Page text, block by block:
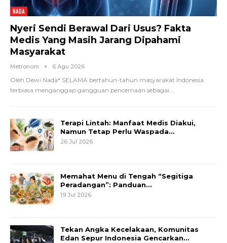
NADA
Nyeri Sendi Berawal Dari Usus? Fakta
Medis Yang Masih Jarang Dipahami
Masyarakat
Metronom 6 Agu 2026
Oleh Dewi Nada* SELAMA bertahun-tahun masyarakat Indonesia
terbiasa menganggap gangguan pencernaan sebagai…
Terapi Lintah: Manfaat Medis Diakui,
Namun Tetap Perlu Waspada…
26 Jul 2026
Memahat Menu di Tengah “Segitiga
Peradangan”: Panduan…
19 Jul 2026
Tekan Angka Kecelakaan, Komunitas
Edan Sepur Indonesia Gencarkan…